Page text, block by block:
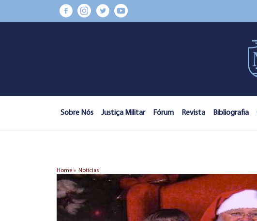
Sobre Nós Justiça Militar Fórum Revista Bibliografia
Home » Notícias